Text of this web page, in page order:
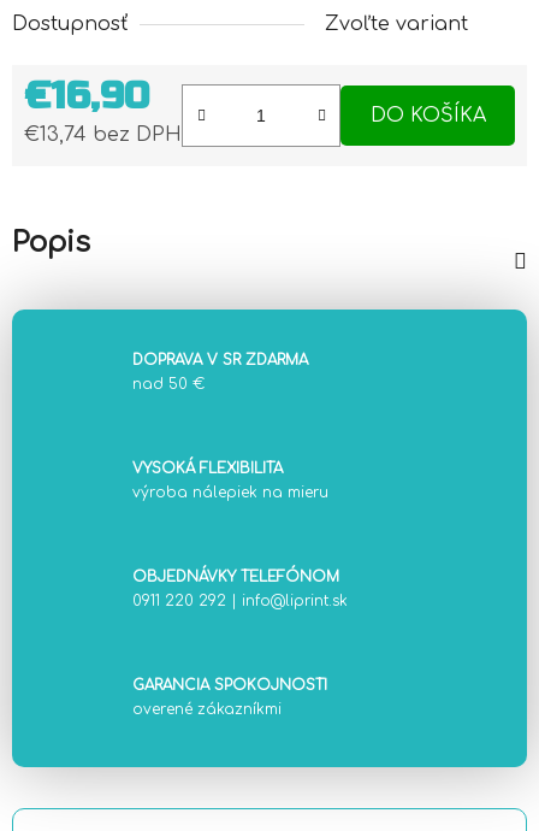
Dostupnosť Zvoľte variant
€16,90
€13,74 bez DPH
DO KOŠÍKA
Popis
DOPRAVA V SR ZDARMA
nad 50 €
VYSOKÁ FLEXIBILITA
výroba nálepiek na mieru
OBJEDNÁVKY TELEFÓNOM
0911 220 292
info@liprint.sk
GARANCIA SPOKOJNOSTI
overené zákazníkmi